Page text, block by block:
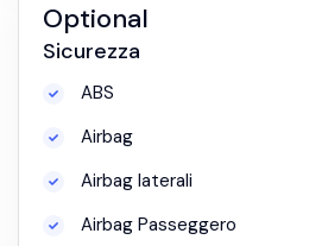
Optional
Sicurezza
ABS
Airbag
Airbag laterali
Airbag Passeggero